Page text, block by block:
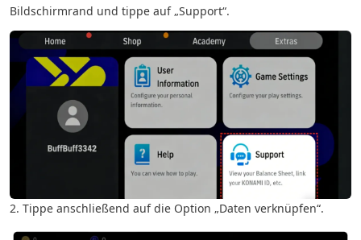
Bildschirmrand und tippe auf „Support“.
2. Tippe anschließend auf die Option „Daten verknüpfen“.